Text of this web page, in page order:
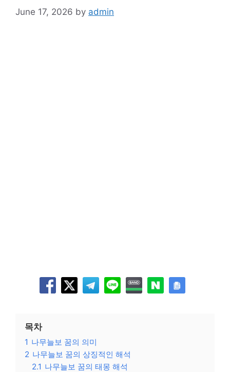
June 17, 2026 by admin
목차
1 나무늘보 꿈의 의미
2 나무늘보 꿈의 상징적인 해석
2.1 나무늘보 꿈의 태몽 해석